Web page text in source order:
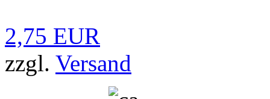
2,75 EUR
zzgl. Versand